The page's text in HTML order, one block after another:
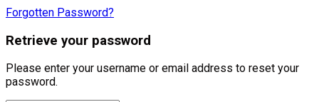
Forgotten Password?
Retrieve your password
Please enter your username or email address to reset your
password.